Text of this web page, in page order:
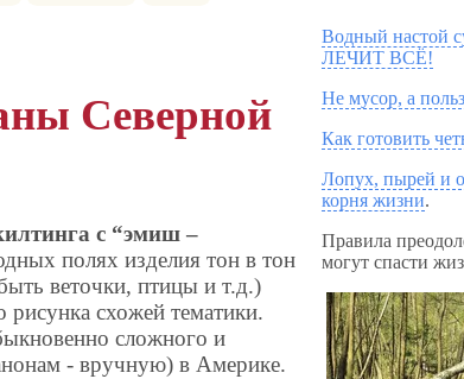
Северной
с “эмиш –
полях изделия тон в тон
веточки, птицы и т.д.)
рисунка схожей тематики.
сложного и
- вручную) в Америке.
Водный настой
ЛЕЧИТ ВСЁ!
Не мусор, а
Как готовить
Лопух, пырей и
корня жизни.
Правила
могут спасти